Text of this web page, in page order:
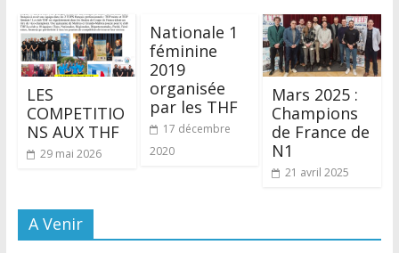
LES
COMPETITIO
NS AUX THF
29 mai 2026
Nationale 1
féminine
2019
organisée
par les THF
17 décembre
2020
Mars 2025 :
Champions
de France de
N1
21 avril 2025
A Venir